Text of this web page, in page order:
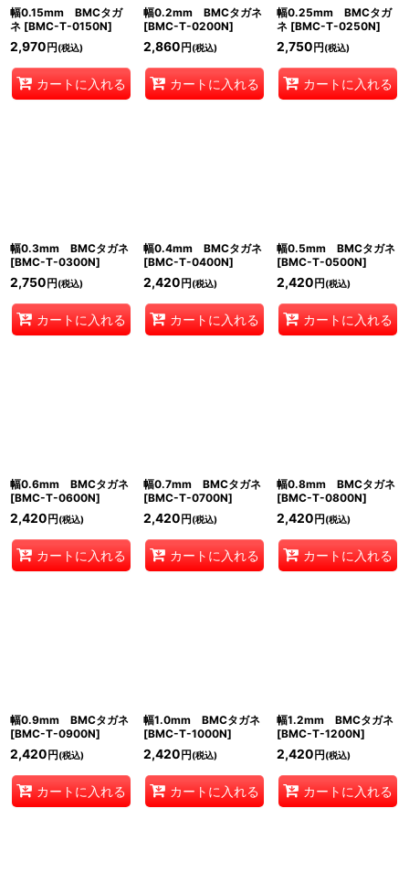
幅0.15mm BMCタガ
ネ [BMC-T-0150N]
2,970 円 (税込)
カートに入れる
幅0.2mm BMCタガネ
[BMC-T-0200N]
2,860 円 (税込)
カートに入れる
幅0.25mm BMCタガ
ネ [BMC-T-0250N]
2,750 円 (税込)
カートに入れる
幅0.3mm BMCタガネ
[BMC-T-0300N]
2,750 円 (税込)
カートに入れる
幅0.4mm BMCタガネ
[BMC-T-0400N]
2,420 円 (税込)
カートに入れる
幅0.5mm BMCタガネ
[BMC-T-0500N]
2,420 円 (税込)
カートに入れる
幅0.6mm BMCタガネ
[BMC-T-0600N]
2,420 円 (税込)
カートに入れる
幅0.7mm BMCタガネ
[BMC-T-0700N]
2,420 円 (税込)
カートに入れる
幅0.8mm BMCタガネ
[BMC-T-0800N]
2,420 円 (税込)
カートに入れる
幅0.9mm BMCタガネ
[BMC-T-0900N]
2,420 円 (税込)
カートに入れる
幅1.0mm BMCタガネ
[BMC-T-1000N]
2,420 円 (税込)
カートに入れる
幅1.2mm BMCタガネ
[BMC-T-1200N]
2,420 円 (税込)
カートに入れる